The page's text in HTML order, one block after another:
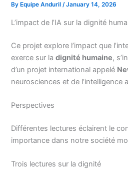
By Equipe Anduril/January 14, 2026
L’impact de l’IA sur la dignité
Ce projet explore l’impact que
exerce sur ladignité humaine,
d’un projet international appelé
neurosciences et de l’intelligence
Perspectives
Différentes lectures éclairent le
importance dans notre société
Trois lectures sur la dignité